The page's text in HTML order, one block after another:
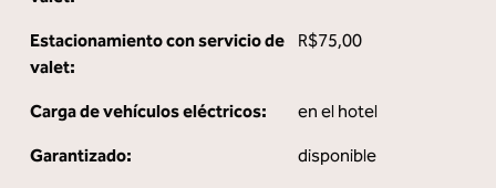
Estacionamiento con servicio de
valet:
R$75,00
Carga de vehículos eléctricos: en el hotel
Garantizado: disponible